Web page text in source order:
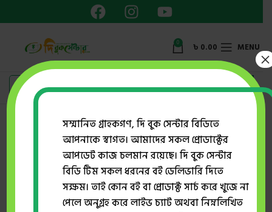
0 ৳ 0.00 MENU
Showing the single result
Show sidebar
সম্মানিত গ্রাহকগণ, দি বুক সেন্টার বিডিতে
আপনাকে স্বাগত। আমাদের সকল প্রোডাক্টের
আপডেট কাজ চলমান রয়েছে। দি বুক সেন্টার
বিডি টিম সকল ধরনের বই ডেলিভারি দিতে
সক্ষম। তাই কোন বই বা প্রোডাক্ট সার্চ করে খুজে না
পেলে অনুগ্রহ করে লাইভ চ্যাট অথবা নিম্নলিখিত
×